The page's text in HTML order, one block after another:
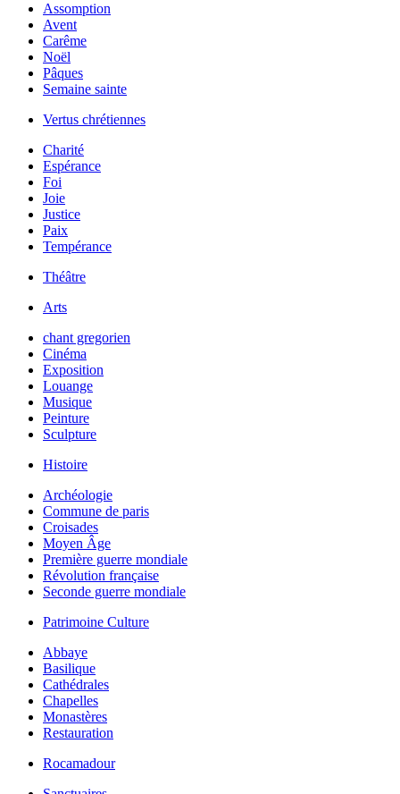
Assomption
Avent
Carême
Noël
Pâques
Semaine sainte
Vertus chrétiennes
Charité
Espérance
Foi
Joie
Justice
Paix
Tempérance
Théâtre
Arts
chant gregorien
Cinéma
Exposition
Louange
Musique
Peinture
Sculpture
Histoire
Archéologie
Commune de paris
Croisades
Moyen Âge
Première guerre mondiale
Révolution française
Seconde guerre mondiale
Patrimoine Culture
Abbaye
Basilique
Cathédrales
Chapelles
Monastères
Restauration
Rocamadour